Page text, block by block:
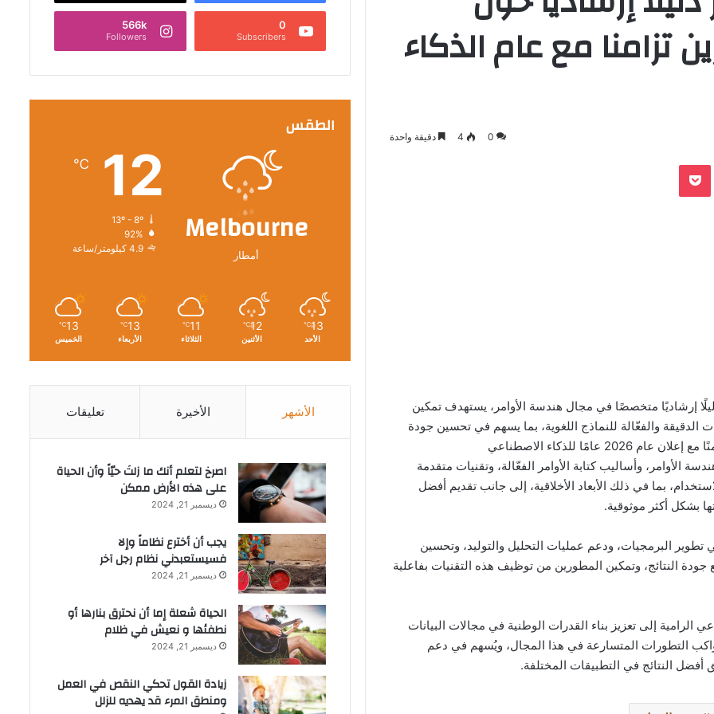
تزامنا مع عام الذكاء
0
4 دقيقة واحدة
‫Pocket
إرشاديًا متخصصًا في مجال هندسة الأوامر، يستهدف تمكين
والفعّالة للنماذج اللغوية، بما يسهم في تحسين جودة
للذكاء الاصطناعي
الأوامر، وأساليب كتابة الأوامر الفعّالة، وتقنيات متقدمة
بما في ذلك الأبعاد الأخلاقية، إلى جانب تقديم أفضل
بشكل أكثر موثوقية.
البرمجيات، ودعم عمليات التحليل والتوليد، وتحسين
النتائج، وتمكين المطورين من توظيف هذه التقنيات بفاعلية
إلى تعزيز بناء القدرات الوطنية في مجالات البيانات
التطورات المتسارعة في هذا المجال، ويُسهم في دعم
أفضل النتائج في التطبيقات المختلفة.
0
Subscribers
566k
Followers
الطقس
Melbourne
أمطار
12
℃
13º - 8º
92%
4.9 كيلومتر/ساعة
13
℃
الأحد
12
℃
الأثنين
11
℃
الثلاثاء
13
℃
الأربعاء
13
℃
الخميس
الأشهر الأخيرة تعليقات
‫اصرخ لتعلم أنك ما زلتَ حيّاً وأن الحياة
على هذه الأرض ممكن
ديسمبر 21, 2024
يجب أن أخترع نظاماً وإلا
فسيستعبدني نظام رجل آخر
ديسمبر 21, 2024
الحياة شعلة إما أن نحترق بنارها أو
نطفئها و نعيش في ظلام
ديسمبر 21, 2024
زيادة القول تحكي النقص في العمل
ومنطق المرء قد يهديه للزلل